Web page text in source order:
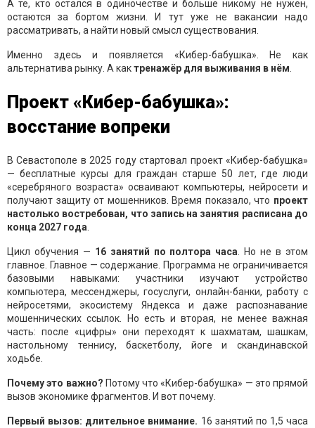
А те, кто остался в одиночестве и больше никому не нужен,
остаются за бортом жизни. И тут уже не вакансии надо
рассматривать, а найти новый смысл существования.
Именно здесь и появляется «Кибер-бабушка». Не как
альтернатива рынку. А кактренажёр для выживания в нём.
Проект «Кибер-бабушка»:
восстание вопреки
В Севастополе в 2025 году стартовал проект «Кибер-бабушка»
— бесплатные курсы для граждан старше 50 лет, где люди
«серебряного возраста» осваивают компьютеры, нейросети и
получают защиту от мошенников. Время показало, что проект
настолько востребован, что запись на занятия расписана до
конца 2027 года.
Цикл обучения — 16 занятий по полтора часа. Но не в этом
главное. Главное — содержание. Программа не ограничивается
базовыми навыками: участники изучают устройство
компьютера, мессенджеры, госуслуги, онлайн-банки, работу с
нейросетями, экосистему Яндекса и даже распознавание
мошеннических ссылок. Но есть и вторая, не менее важная
часть: после «цифры» они переходят к шахматам, шашкам,
настольному теннису, баскетболу, йоге и скандинавской
ходьбе.
Почему это важно? Потому что «Кибер-бабушка» — это прямой
вызов экономике фрагментов. И вот почему.
Первый вызов: длительное внимание. 16 занятий по 1,5 часа